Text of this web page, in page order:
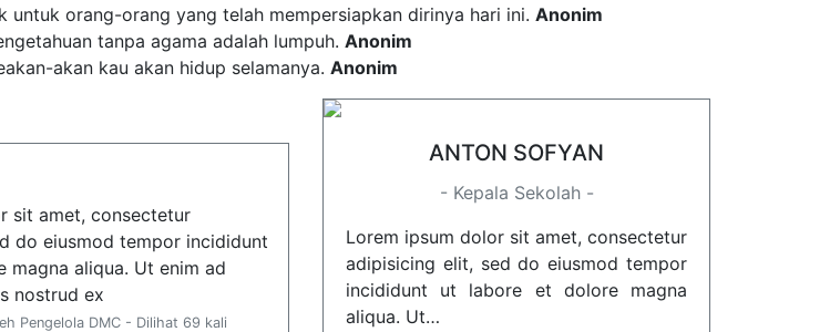
orang-orang yang telah mempersiapkan dirinya hari ini. Anonim
tanpa agama adalah lumpuh. Anonim
akan kau akan hidup selamanya. Anonim
sit amet, consectetur
do eiusmod tempor incididunt
magna aliqua. Ut enim ad
nostrud ex
Pengelola DMC - Dilihat 69 kali
ANTON SOFYAN
- Kepala Sekolah -
Lorem ipsum dolor sit amet, consectetur
adipisicing elit, sed do eiusmod tempor
incididunt ut labore et dolore magna
aliqua. Ut…